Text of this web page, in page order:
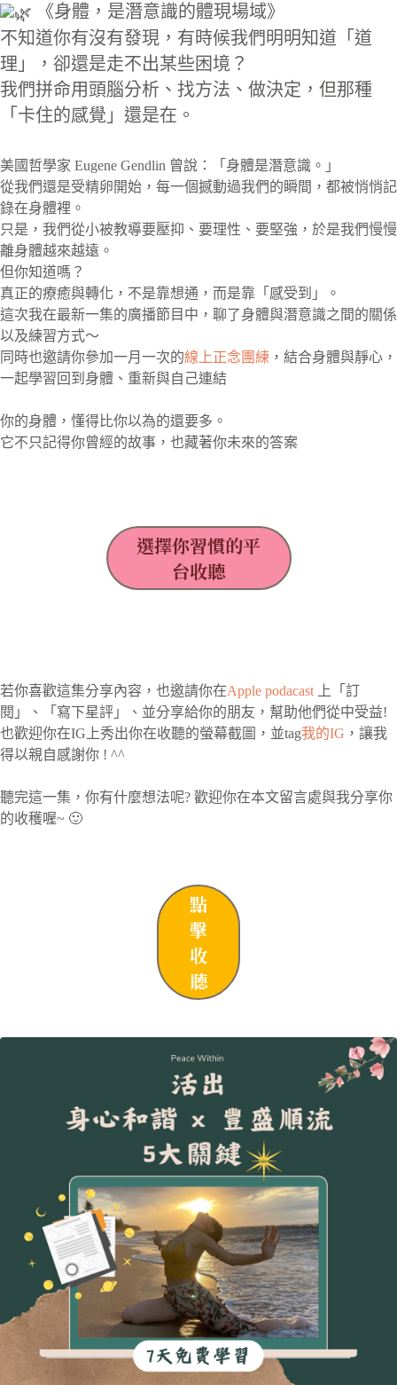
《身體，是潛意識的體現場域》
不知道你有沒有發現，有時候我們明明知道「道
理」，卻還是走不出某些困境？
我們拼命用頭腦分析、找方法、做決定，但那種
「卡住的感覺」還是在。
美國哲學家 Eugene Gendlin 曾說：「身體是潛意識。」
從我們還是受精卵開始，每一個撼動過我們的瞬間，都被悄悄記
錄在身體裡。
只是，我們從小被教導要壓抑、要理性、要堅強，於是我們慢慢
離身體越來越遠。
但你知道嗎？
真正的療癒與轉化，不是靠想通，而是靠「感受到」。
這次我在最新一集的廣播節目中，聊了身體與潛意識之間的關係
以及練習方式～
同時也邀請你參加一月一次的線上正念團練 ，結合身體與靜心，
一起學習回到身體、重新與自己連結
你的身體，懂得比你以為的還要多。
它不只記得你曾經的故事，也藏著你未來的答案
選擇你習慣的平
台收聽
若你喜歡這集分享內容，也邀請你在Apple podacast 上「訂
閱」、「寫下星評」、並分享給你的朋友，幫助他們從中受益!
也歡迎你在IG上秀出你在收聽的螢幕截圖，並tag我的IG ，讓我
得以親自感謝你 ! ^^
聽完這一集，你有什麼想法呢? 歡迎你在本文留言處與我分享你
的收穫喔~ 🙂
點
擊
收
聽